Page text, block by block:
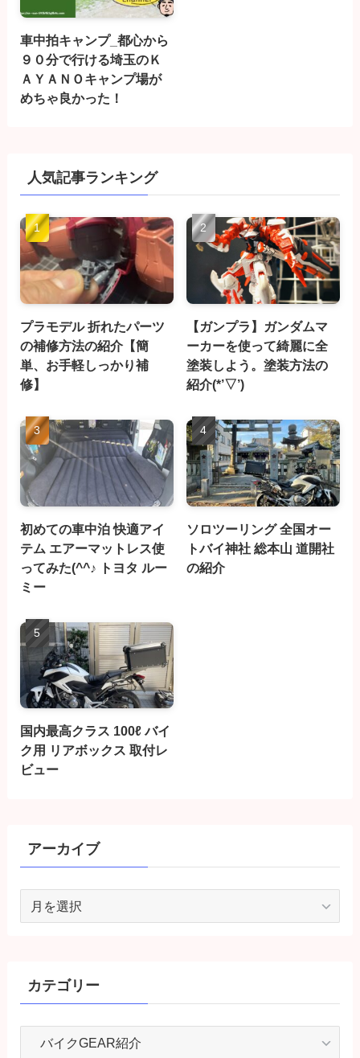
車中拍キャンプ_都心から
９０分で行ける埼玉のＫ
ＡＹＡＮＯキャンプ場が
めちゃ良かった！
人気記事ランキング
プラモデル 折れたパーツ
の補修方法の紹介【簡
単、お手軽しっかり補
修】
【ガンプラ】ガンダムマ
ーカーを使って綺麗に全
塗装しよう。塗装方法の
紹介(*’▽’)
初めての車中泊 快適アイ
テム エアーマットレス使
ってみた(^^♪ トヨタ ルー
ミー
ソロツーリング 全国オー
トバイ神社 総本山 道開社
の紹介
国内最高クラス 100ℓ バイ
ク用 リアボックス 取付レ
ビュー
アーカイブ
カテゴリー